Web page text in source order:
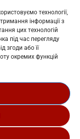
технології,
інформації з
цих технологій
під час перегляду
згоди або її
окремих функцій